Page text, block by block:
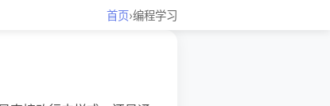
首页›编程学习